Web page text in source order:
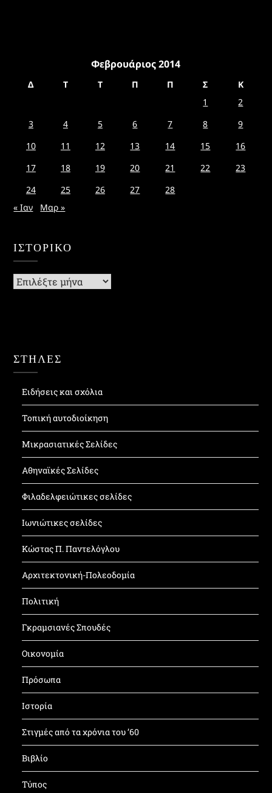
Φεβρουάριος 2014
Δ Τ Τ Π Π Σ
Κ
1
2
3
4 5 6 7 8
9
10
11 12 13 14 15
16
17
18 19 20 21 22
23
24
25 26 27
28
« Ιαν
Μαρ »
ΙΣΤΟΡΙΚΌ
Ιστορικό
ΣΤΗΛΕΣ
Ειδήσεις και σχόλια
Τοπική αυτοδιοίκηση
Μικρασιατικές Σελίδες
Αθηναϊκές Σελίδες
Φιλαδελφειώτικες σελίδες
Ιωνιώτικες σελίδες
Κώστας Π. Παντελόγλου
Αρχιτεκτονική-Πολεοδομία
Πολιτική
Γκραμσιανές Σπουδές
Οικονομία
Πρόσωπα
Ιστορία
Στιγμές από τα χρόνια του ’60
Βιβλίο
Τύπος